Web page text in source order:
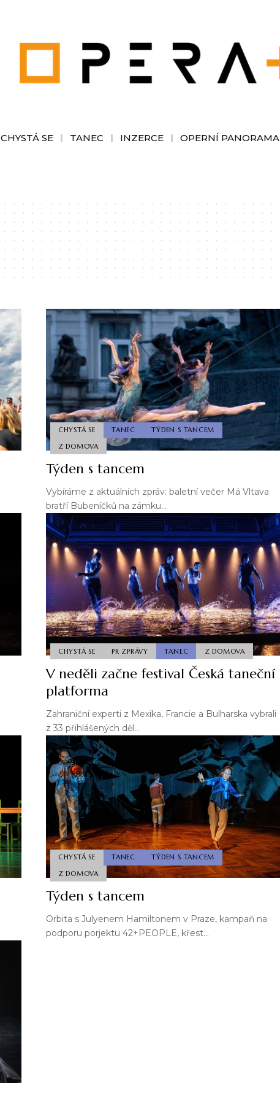
CHYSTÁ SE TANEC INZERCE OPERNÍ PANORAMA
CHYSTÁ SE TANEC
TÝDEN S TANCEM
Z DOMOVA
Týden s tancem
Vybíráme z aktuálních zpráv: baletní večer Má Vltava
bratří Bubeníčků na zámku…
CHYSTÁ SE PR ZPRÁVY TANEC Z DOMOVA
V neděli začne festival Česká taneční
platforma
Zahraniční experti z Mexika, Francie a Bulharska vybrali
z 33 přihlášených děl…
CHYSTÁ SE TANEC
TÝDEN S TANCEM
Z DOMOVA
Týden s tancem
Orbita s Julyenem Hamiltonem v Praze, kampaň na
podporu porjektu 42+PEOPLE, křest…